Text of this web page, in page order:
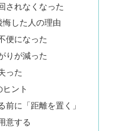
されなくなった
した人の理由
便になった
りが減った
った
ント
前に「距離を置く」
意する